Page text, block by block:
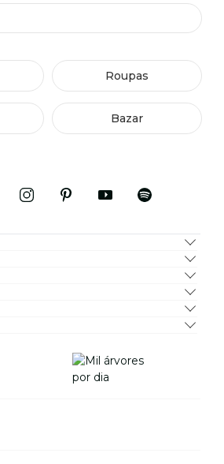
Roupas
Bazar